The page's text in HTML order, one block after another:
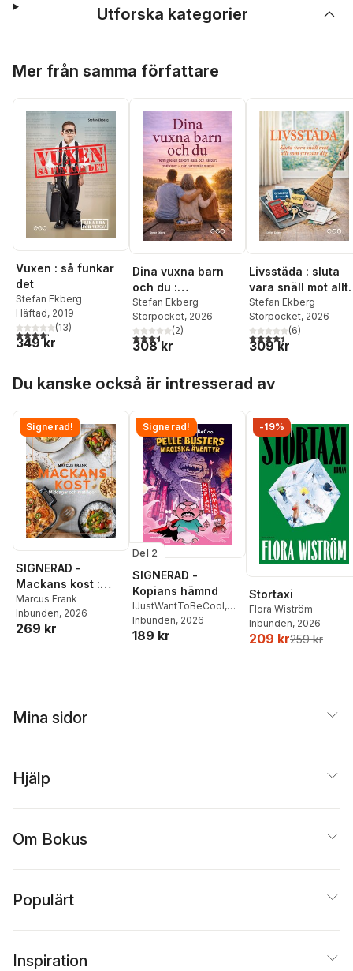
Utforska kategorier
Mer från samma författare
Vuxen : så funkar
det
Stefan Ekberg
Häftad, 2019
4,2utav 5 stjärnor. Totalt antal röster:
(13)
349 kr
Dina vuxna barn
och du :
hemligheten bakom
nära och hållbara
relationer när
barnen är vuxna
Stefan Ekberg
Storpocket, 2026
3,5utav 5 stjärnor. Totalt antal röster:
(2)
308 kr
Livsstäda : sluta
vara snäll mot allt
som stressar dig
Stefan Ekberg
Storpocket, 2026
4,5utav 5 stjärnor.
(6)
309 kr
Du kanske också är intresserad av
Signerad!
SIGNERAD -
Mackans kost :
Middagar och
matlådor
Marcus Frank
Inbunden, 2026
269 kr
Signerad!
Del 2
SIGNERAD -
Kopians hämnd
IJustWantToBeCool,
Joel Adolphson
Ejdemo Beer
Inbunden, 2026
189 kr
-19%
Stortaxi
Flora Wiström
Inbunden, 2026
209 kr259 kr
Mina sidor
Hjälp
Om Bokus
Populärt
Inspiration